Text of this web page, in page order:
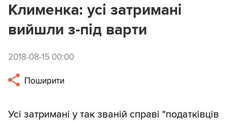
Клименка: усі затримані
вийшли з-під варти
2018-08-15 00:00
Поширити
Усі затримані у так званій справі "податківців